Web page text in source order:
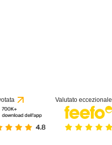
Valutato eccezionale